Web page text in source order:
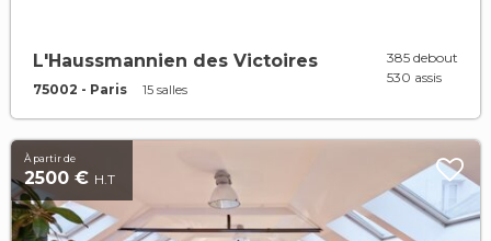
L'Haussmannien des Victoires
75002 - Paris 15 salles
385 debout
530 assis
À partir de
2500 € H.T